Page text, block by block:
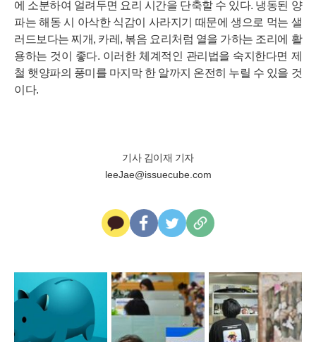
에 소분하여 얼려두면 요리 시간을 단축할 수 있다. 냉동된 양
파는 해동 시 아삭한 식감이 사라지기 때문에 생으로 먹는 샐
러드보다는 찌개, 카레, 볶음 요리처럼 열을 가하는 조리에 활
용하는 것이 좋다. 이러한 체계적인 관리법을 숙지한다면 제
철 햇양파의 풍미를 마지막 한 알까지 온전히 누릴 수 있을 것
이다.
기사 김이재 기자
leeJae@issuecube.com
톡
북
복
사